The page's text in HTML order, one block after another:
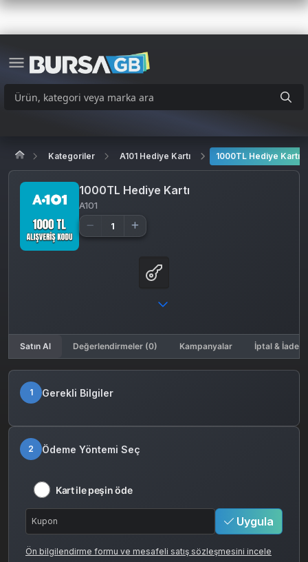
Kategoriler A101 Hediye Kartı 1000TL Hediye Kartı
1000TL Hediye Kartı
A101
Satın Al Değerlendirmeler (0) Kampanyalar İptal & İade
1 Gerekli Bilgiler
2 Ödeme Yöntemi Seç
Kart ile peşin öde
Uygula
Ön bilgilendirme formu ve mesafeli satış sözleşmesini incele